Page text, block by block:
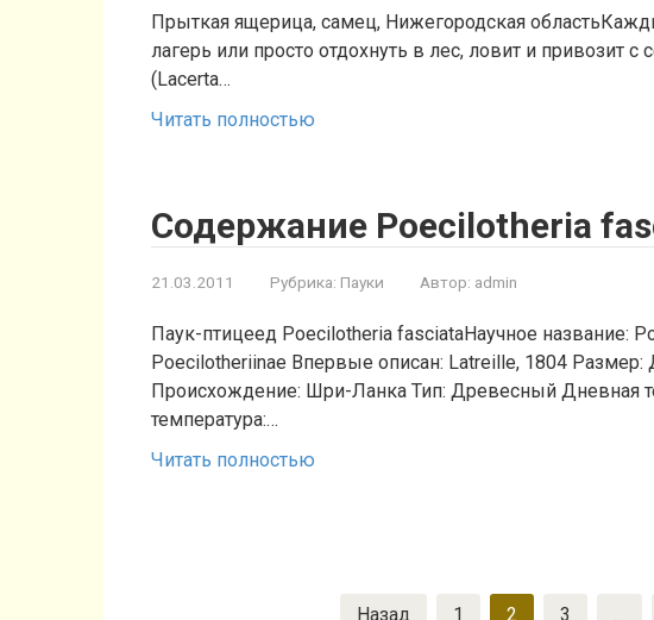
Прыткая ящерица, самец, Нижегородская
лагерь или просто отдохнуть в лес, ловит и привозит
(Lacerta…
Читать полностью
Содержание Poecilotheria
21.03.2011 Рубрика: Пауки Автор: admin
Паук-птицеед Poecilotheria fasciataНаучное название:
Poecilotheriinae Впервые описан: Latreille, 1804 Размер:
Происхождение: Шри-Ланка Тип: Древесный Дневная
температура:…
Читать полностью
Назад 1 2 3